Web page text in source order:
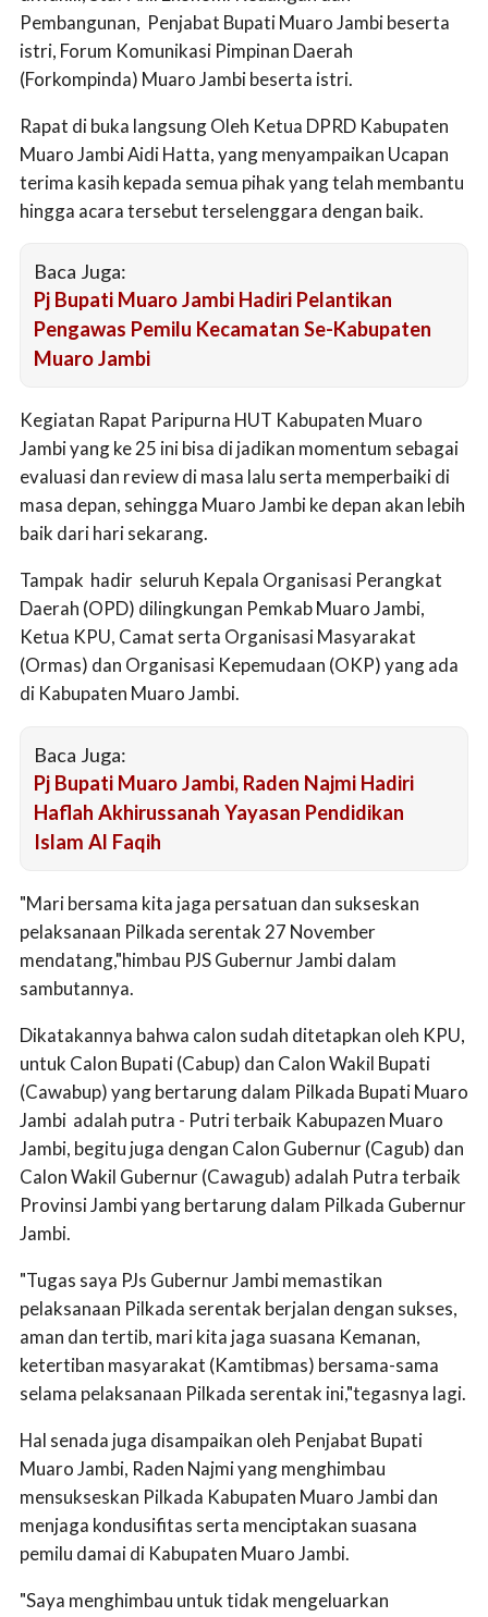
Pembangunan, Penjabat Bupati Muaro Jambi beserta
istri, Forum Komunikasi Pimpinan Daerah
(Forkompinda) Muaro Jambi beserta istri.
Rapat di buka langsung Oleh Ketua DPRD Kabupaten
Muaro Jambi Aidi Hatta, yang menyampaikan Ucapan
terima kasih kepada semua pihak yang telah membantu
hingga acara tersebut terselenggara dengan baik.
Baca Juga:
Pj Bupati Muaro Jambi Hadiri Pelantikan
Pengawas Pemilu Kecamatan Se-Kabupaten
Muaro Jambi
Kegiatan Rapat Paripurna HUT Kabupaten Muaro
Jambi yang ke 25 ini bisa di jadikan momentum sebagai
evaluasi dan review di masa lalu serta memperbaiki di
masa depan, sehingga Muaro Jambi ke depan akan lebih
baik dari hari sekarang.
Tampak hadir seluruh Kepala Organisasi Perangkat
Daerah (OPD) dilingkungan Pemkab Muaro Jambi,
Ketua KPU, Camat serta Organisasi Masyarakat
(Ormas) dan Organisasi Kepemudaan (OKP) yang ada
di Kabupaten Muaro Jambi.
Baca Juga:
Pj Bupati Muaro Jambi, Raden Najmi Hadiri
Haflah Akhirussanah Yayasan Pendidikan
Islam Al Faqih
"Mari bersama kita jaga persatuan dan sukseskan
pelaksanaan Pilkada serentak 27 November
mendatang,"himbau PJS Gubernur Jambi dalam
sambutannya.
Dikatakannya bahwa calon sudah ditetapkan oleh KPU,
untuk Calon Bupati (Cabup) dan Calon Wakil Bupati
(Cawabup) yang bertarung dalam Pilkada Bupati Muaro
Jambi adalah putra - Putri terbaik Kabupazen Muaro
Jambi, begitu juga dengan Calon Gubernur (Cagub) dan
Calon Wakil Gubernur (Cawagub) adalah Putra terbaik
Provinsi Jambi yang bertarung dalam Pilkada Gubernur
Jambi.
"Tugas saya PJs Gubernur Jambi memastikan
pelaksanaan Pilkada serentak berjalan dengan sukses,
aman dan tertib, mari kita jaga suasana Kemanan,
ketertiban masyarakat (Kamtibmas) bersama-sama
selama pelaksanaan Pilkada serentak ini,"tegasnya lagi.
Hal senada juga disampaikan oleh Penjabat Bupati
Muaro Jambi, Raden Najmi yang menghimbau
mensukseskan Pilkada Kabupaten Muaro Jambi dan
menjaga kondusifitas serta menciptakan suasana
pemilu damai di Kabupaten Muaro Jambi.
"Saya menghimbau untuk tidak mengeluarkan